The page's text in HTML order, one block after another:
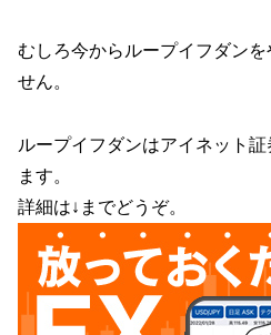
むしろ今からループイフダン
せん。
ループイフダンはアイネット
ます。
詳細は↓までどうぞ。